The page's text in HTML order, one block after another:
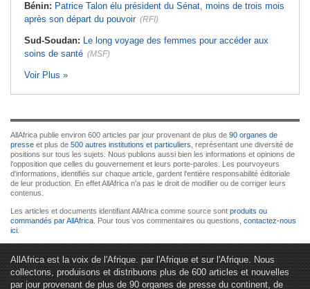
Bénin: Patrice Talon élu président du Sénat, moins de trois mois
après son départ du pouvoir (RFI)
Sud-Soudan: Le long voyage des femmes pour accéder aux
soins de santé (MSF)
Voir Plus »
AllAfrica publie environ 600 articles par jour provenant de plus de 90 organes de
presse et plus de 500 autres institutions et particuliers , représentant une diversité de
positions sur tous les sujets. Nous publions aussi bien les informations et opinions de
l'opposition que celles du gouvernement et leurs porte-paroles. Les pourvoyeurs
d'informations, identifiés sur chaque article, gardent l'entière responsabilité éditoriale
de leur production. En effet AllAfrica n'a pas le droit de modifier ou de corriger leurs
contenus.
Les articles et documents identifiant AllAfrica comme source sont produits ou
commandés par AllAfrica . Pour tous vos commentaires ou questions, contactez-nous
ici
AllAfrica est la voix de l'Afrique. par l'Afrique et sur l'Afrique. Nous
collectons, produisons et distribuons plus de 600 articles et nouvelles
par jour provenant de plus de 90 organes de presse du continent, de